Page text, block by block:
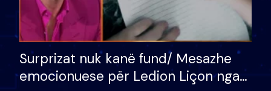
Surprizat nuk kanë fund/ Mesazhe
emocionuese për Ledion Liçon nga